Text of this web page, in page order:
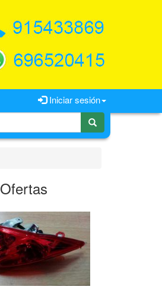
Iniciar sesión
Ofertas